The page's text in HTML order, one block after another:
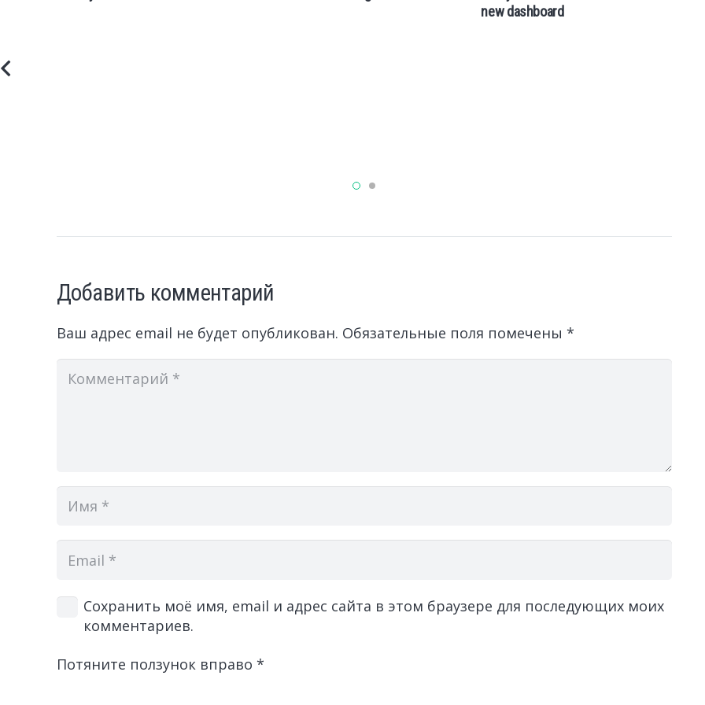
new dashboard
Добавить комментарий
Ваш адрес email не будет опубликован. Обязательные поля помечены *
Сохранить моё имя, email и адрес сайта в этом браузере для последующих моих
комментариев.
Потяните ползунок вправо *